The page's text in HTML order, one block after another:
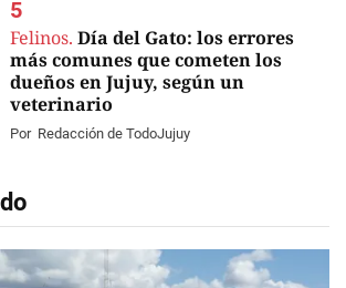
Felinos. Día del Gato: los errores
más comunes que cometen los
dueños en Jujuy, según un
veterinario
Por Redacción de TodoJujuy